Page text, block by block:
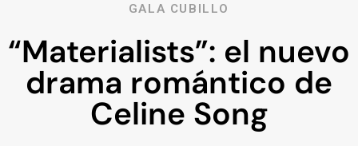
GALA CUBILLO
“Materialists”: el nuevo
drama romántico de
Celine Song